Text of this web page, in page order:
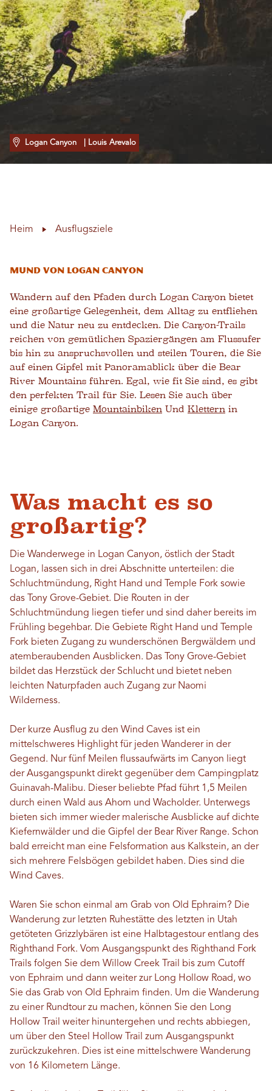
Logan Canyon | Louis Arevalo
Heim Ausflugsziele
Mund von Logan Canyon
Wandern auf den Pfaden durch Logan Canyon bietet
eine großartige Gelegenheit, dem Alltag zu entfliehen
und die Natur neu zu entdecken. Die Canyon-Trails
reichen von gemütlichen Spaziergängen am Flussufer
bis hin zu anspruchsvollen und steilen Touren, die Sie
auf einen Gipfel mit Panoramablick über die Bear
River Mountains führen. Egal, wie fit Sie sind, es gibt
den perfekten Trail für Sie. Lesen Sie auch über
einige großartige Mountainbiken Und Klettern in
Logan Canyon.
Was macht es so
großartig?
Die Wanderwege in Logan Canyon, östlich der Stadt
Logan, lassen sich in drei Abschnitte unterteilen: die
Schluchtmündung, Right Hand und Temple Fork sowie
das Tony Grove-Gebiet. Die Routen in der
Schluchtmündung liegen tiefer und sind daher bereits im
Frühling begehbar. Die Gebiete Right Hand und Temple
Fork bieten Zugang zu wunderschönen Bergwäldern und
atemberaubenden Ausblicken. Das Tony Grove-Gebiet
bildet das Herzstück der Schlucht und bietet neben
leichten Naturpfaden auch Zugang zur Naomi
Wilderness.
Der kurze Ausflug zu den Wind Caves ist ein
mittelschweres Highlight für jeden Wanderer in der
Gegend. Nur fünf Meilen flussaufwärts im Canyon liegt
der Ausgangspunkt direkt gegenüber dem Campingplatz
Guinavah-Malibu. Dieser beliebte Pfad führt 1,5 Meilen
durch einen Wald aus Ahorn und Wacholder. Unterwegs
bieten sich immer wieder malerische Ausblicke auf dichte
Kiefernwälder und die Gipfel der Bear River Range. Schon
bald erreicht man eine Felsformation aus Kalkstein, an der
sich mehrere Felsbögen gebildet haben. Dies sind die
Wind Caves.
Waren Sie schon einmal am Grab von Old Ephraim? Die
Wanderung zur letzten Ruhestätte des letzten in Utah
getöteten Grizzlybären ist eine Halbtagestour entlang des
Righthand Fork. Vom Ausgangspunkt des Righthand Fork
Trails folgen Sie dem Willow Creek Trail bis zum Cutoff
von Ephraim und dann weiter zur Long Hollow Road, wo
Sie das Grab von Old Ephraim finden. Um die Wanderung
zu einer Rundtour zu machen, können Sie den Long
Hollow Trail weiter hinuntergehen und rechts abbiegen,
um über den Steel Hollow Trail zum Ausgangspunkt
zurückzukehren. Dies ist eine mittelschwere Wanderung
von 16 Kilometern Länge.